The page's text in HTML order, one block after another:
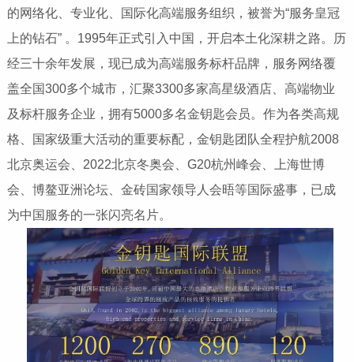
的网络化、专业化、国际化高端服务组织，被誉为“服务皇冠
上的钻石” 。1995年正式引入中国，开启本土化深耕之路。历
经三十余年发展，现已成为高端服务标杆品牌，服务网络覆
盖全国300多个城市，汇聚3300多家高星级酒店、高端物业
及标杆服务企业，拥有5000多名金钥匙会员。作为各类高规
格、国家级重大活动的重要标配，金钥匙团队全程护航2008
北京奥运会、2022北京冬奥会、G20杭州峰会、上海世博
会、博鳌亚洲论坛、金砖国家领导人会晤等国际盛事，已成
为中国服务的一张闪亮名片。